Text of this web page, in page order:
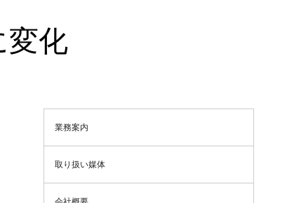
変化
業務案内
取り扱い媒体